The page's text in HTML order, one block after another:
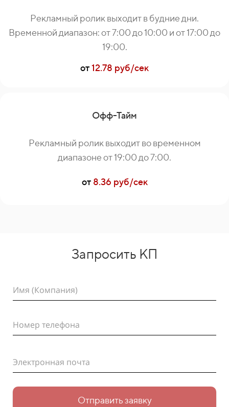
Рекламный ролик выходит в будние дни.
Временной диапазон: от 7:00 до 10:00 и от 17:00 до
19:00.
от12.78 руб/сек
Офф-Тайм
Рекламный ролик выходит во временном
диапазоне от 19:00 до 7:00.
от8.36 руб/сек
Запросить КП
Имя (Компания)
Номер телефона
Электронная почта
Отправить заявку